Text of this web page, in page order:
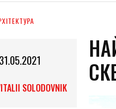
31.05.2021
SOLODOVNIK